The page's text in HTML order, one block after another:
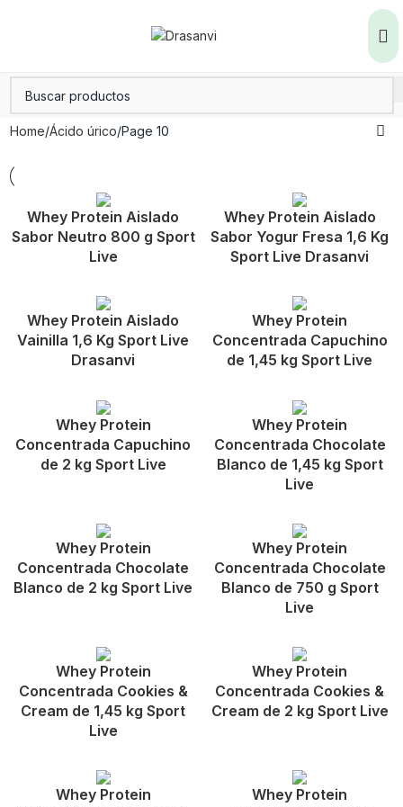
Home Ácido úrico Page 10
Whey Protein Aislado
Sabor Neutro 800 g Sport
Live
Whey Protein Aislado
Sabor Yogur Fresa 1,6 Kg
Sport Live Drasanvi
Whey Protein Aislado
Vainilla 1,6 Kg Sport Live
Drasanvi
Whey Protein
Concentrada Capuchino
de 1,45 kg Sport Live
Whey Protein
Concentrada Capuchino
de 2 kg Sport Live
Whey Protein
Concentrada Chocolate
Blanco de 1,45 kg Sport
Live
Whey Protein
Concentrada Chocolate
Blanco de 2 kg Sport Live
Whey Protein
Concentrada Chocolate
Blanco de 750 g Sport
Live
Whey Protein
Concentrada Cookies &
Cream de 1,45 kg Sport
Live
Whey Protein
Concentrada Cookies &
Cream de 2 kg Sport Live
Whey Protein
Whey Protein